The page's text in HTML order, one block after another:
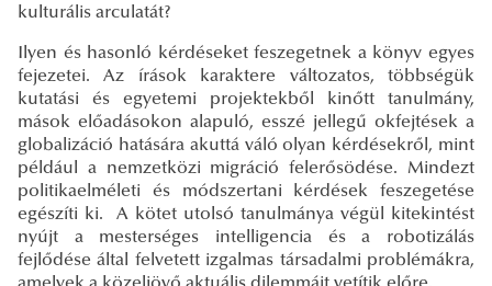
kulturális arculatát?
Ilyen és hasonló kérdéseket feszegetnek a könyv egyes
fejezetei. Az írások karaktere változatos, többségük
kutatási és egyetemi projektekből kinőtt tanulmány,
mások előadásokon alapuló, esszé jellegű okfejtések a
globalizáció hatására akuttá váló olyan kérdésekről, mint
például a nemzetközi migráció felerősödése. Mindezt
politikaelméleti és módszertani kérdések feszegetése
egészíti ki. A kötet utolsó tanulmánya végül kitekintést
nyújt a mesterséges intelligencia és a robotizálás
fejlődése által felvetett izgalmas társadalmi problémákra,